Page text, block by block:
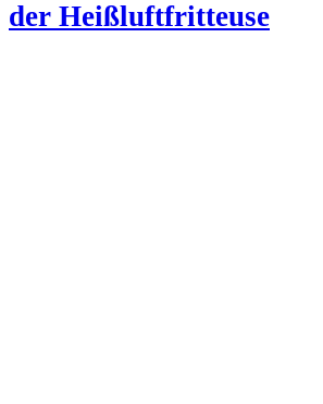
der Heißluftfritteuse